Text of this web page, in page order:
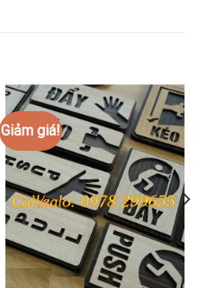
Giảm giá!